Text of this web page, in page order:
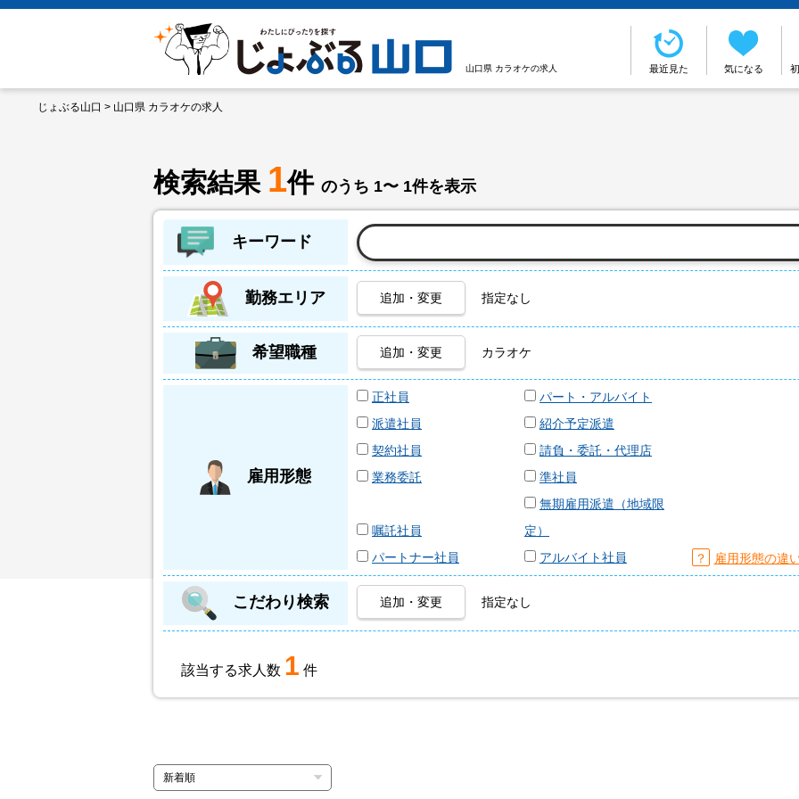
山口県 カラオケの求人 最近見た 気になる
じょぶる山口 > 山口県 カラオケの求人
検索結果 1件 のうち 1〜 1件を表示
キーワード
勤務エリア 追加・変更 指定なし
希望職種 追加・変更 カラオケ
雇用形態
正社員
パート・アルバイト
派遣社員
紹介予定派遣
契約社員
請負・委託・代理店
業務委託
準社員
嘱託社員
無期雇用派遣（地域限
定）
パートナー社員
アルバイト社員 ？ 雇用形態の違
こだわり検索 追加・変更 指定なし
該当する求人数 1 件